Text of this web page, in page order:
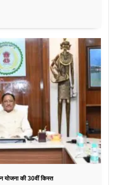
योजना की 30वीं किस्त